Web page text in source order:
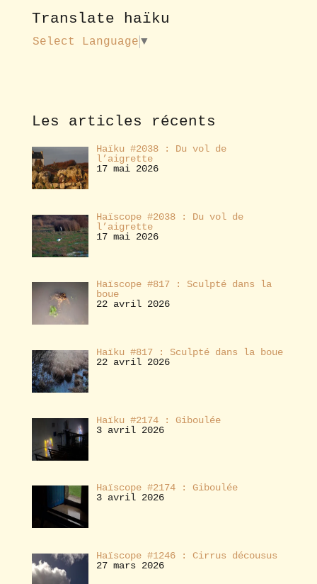
o
u
s
e
Translate haïku
Select Language ▼
Les articles récents
Haïku #2038 : Du vol de
l’aigrette
17 mai 2026
Haïscope #2038 : Du vol de
l’aigrette
17 mai 2026
Haïscope #817 : Sculpté dans la
boue
22 avril 2026
Haïku #817 : Sculpté dans la boue
22 avril 2026
Haïku #2174 : Giboulée
3 avril 2026
Haïscope #2174 : Giboulée
3 avril 2026
Haïscope #1246 : Cirrus décousus
27 mars 2026